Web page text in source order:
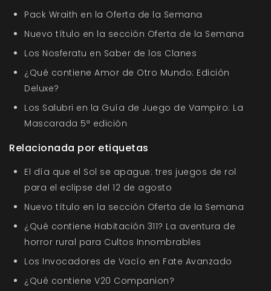
Pack Wraith en la Oferta de la Semana
Nuevo título en la sección Oferta de la Semana
Los Nosferatu en Saber de los Clanes
¿Qué contiene Amor de Otro Mundo: Edición
Deluxe?
Los Salubri en la Guía de Juego de Vampiro: La
Mascarada 5ª edición
Relacionada por etiquetas
El día que el Sol se apague: tres juegos de rol
para el eclipse del 12 de agosto
Nuevo título en la sección Oferta de la Semana
¿Qué contiene Habitación 311? La aventura de
horror rural para Cultos Innombrables
Los Invocadores de Vacío en Fate Avanzado
¿Qué contiene V20 Companion?